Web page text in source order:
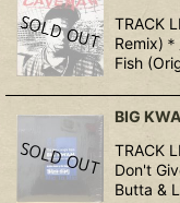
TRACK
Remix)
Fish
BIG
TRACK
Don't
Butta &